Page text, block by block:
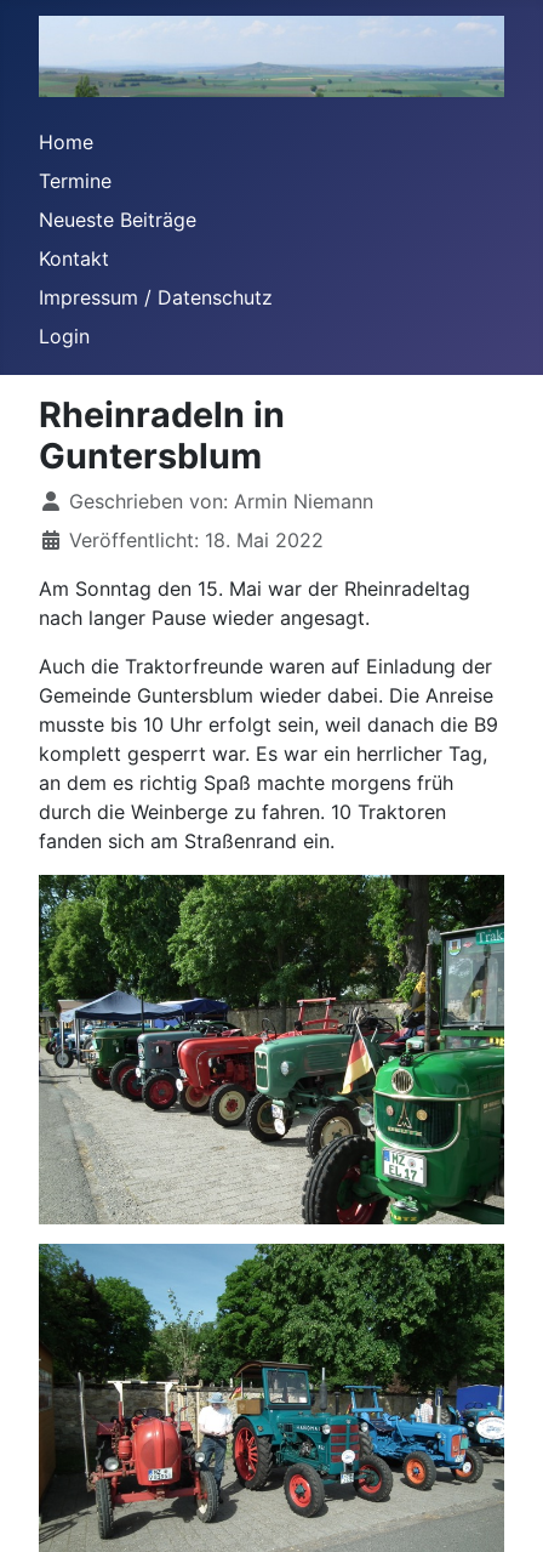
Home
Termine
Neueste Beiträge
Kontakt
Impressum / Datenschutz
Login
Rheinradeln in
Guntersblum
DetailsGeschrieben von: Armin Niemann
Veröffentlicht: 18. Mai 2022
Am Sonntag den 15. Mai war der Rheinradeltag
nach langer Pause wieder angesagt.
Auch die Traktorfreunde waren auf Einladung der
Gemeinde Guntersblum wieder dabei. Die Anreise
musste bis 10 Uhr erfolgt sein, weil danach die B9
komplett gesperrt war. Es war ein herrlicher Tag,
an dem es richtig Spaß machte morgens früh
durch die Weinberge zu fahren. 10 Traktoren
fanden sich am Straßenrand ein.